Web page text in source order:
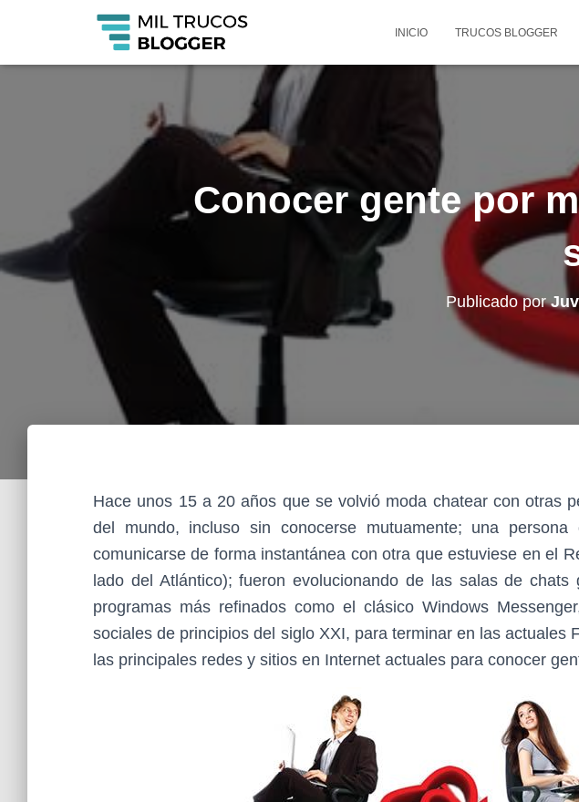
INICIO TRUCOS BLOGGER
Conocer gente por
Publicado por
Hace unos 15 a 20 años que se volvió moda chatear con otras
del mundo, incluso sin conocerse mutuamente; una
comunicarse de forma instantánea con otra que estuviese en el
lado del Atlántico); fueron evolucionando de las salas de
programas más refinados como el clásico Windows
sociales de principios del siglo XXI, para terminar en las actuales
las principales redes y sitios en Internet actuales para conocer